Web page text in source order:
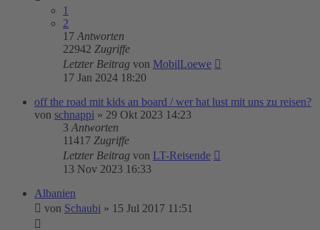
1
2
17 Antworten
22942 Zugriffe
Letzter Beitrag von MobilLoewe
17 Jan 2024 18:20
off the road mit kids an board / wer hat lust mit uns zu reisen?
von schnappi » 29 Okt 2023 14:23
3 Antworten
11417 Zugriffe
Letzter Beitrag von LT-Reisende
13 Nov 2023 16:33
Albanien
von Schaubi » 15 Jul 2017 11:51